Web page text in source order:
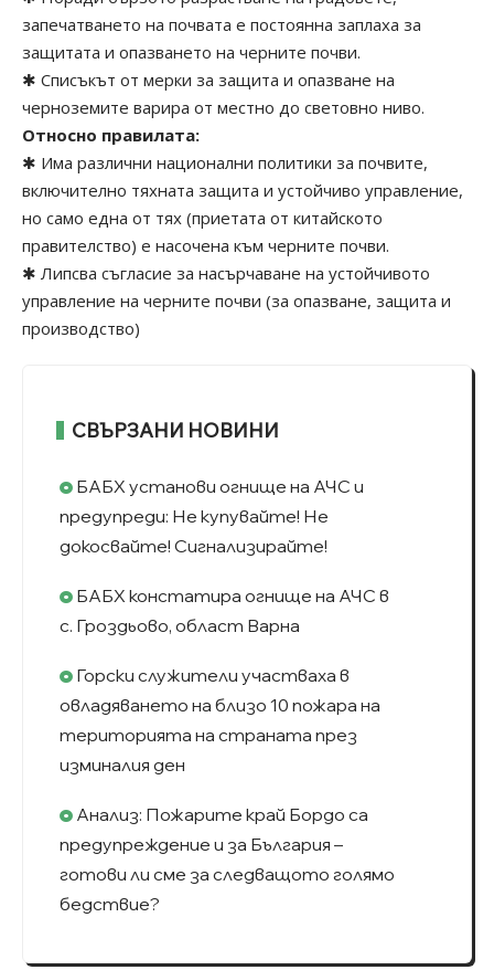
запечатването на почвата е постоянна заплаха за
защитата и опазването на черните почви.
✱ Списъкът от мерки за защита и опазване на
черноземите варира от местно до световно ниво.
Относно правилата:
✱ Има различни национални политики за почвите,
включително тяхната защита и устойчиво управление,
но само една от тях (приетата от китайското
правителство) е насочена към черните почви.
✱ Липсва съгласие за насърчаване на устойчивото
управление на черните почви (за опазване, защита и
производство)
СВЪРЗАНИ НОВИНИ
БАБХ установи огнище на АЧС и
предупреди: Не купувайте! Не
докосвайте! Сигнализирайте!
БАБХ констатира огнище на АЧС в
с. Гроздьово, област Варна
Горски служители участваха в
овладяването на близо 10 пожара на
територията на страната през
изминалия ден
Анализ: Пожарите край Бордо са
предупреждение и за България –
готови ли сме за следващото голямо
бедствие?